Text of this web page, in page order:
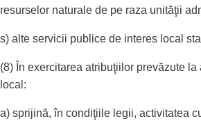
resurselor naturale de pe raza unităţii
s) alte servicii publice de interes local
(8) În exercitarea atribuţiilor prevăzute la
local:
a) sprijină, în condiţiile legii, activitatea